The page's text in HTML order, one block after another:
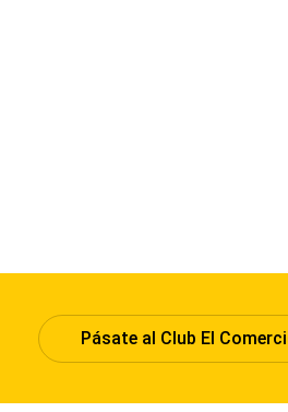
Pásate al Club El